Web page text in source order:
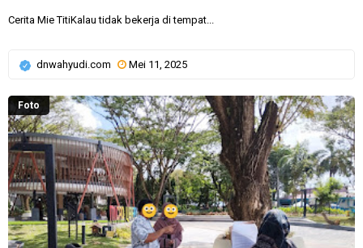
Cerita Mie TitiKalau tidak bekerja di tempat...
dnwahyudi.com Mei 11, 2025
Foto